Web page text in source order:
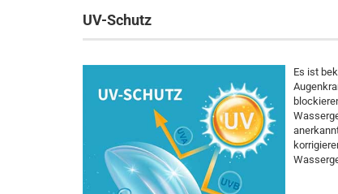
UV-Schutz
Es ist